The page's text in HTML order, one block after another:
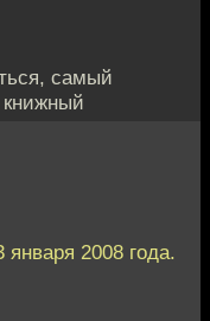
самый
2008 года.